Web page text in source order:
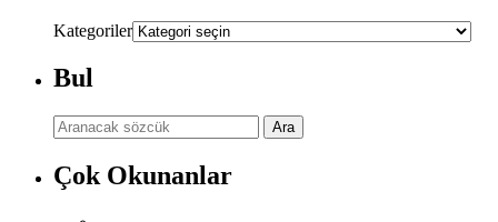
Kategoriler
Bul
Çok Okunanlar